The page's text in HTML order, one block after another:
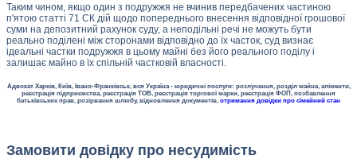
Таким чином, якщо один з подружжя не вчинив передбачених частиною
п'ятою статті 71 СК дій щодо попереднього внесення відповідної грошової
суми на депозитний рахунок суду, а неподільні речі не можуть бути
реально поділені між сторонами відповідно до їх часток, суд визнає
ідеальні частки подружжя в цьому майні без його реального поділу і
залишає майно в їх спільній частковій власності.
Адвокат Харків, Київ, Івано-Франківськ, вся Україна - юридичні послуги: розлучення, розділ майна, аліменти,
реєстрація підприємства, реєстрація ТОВ, реєстрація торгової марки, реєстрація ФОП, позбавлення
батьківських прав, розірвання шлюбу, відновлення документів, отримання довідки про сімейний стан
Замовити довідку про несудимість